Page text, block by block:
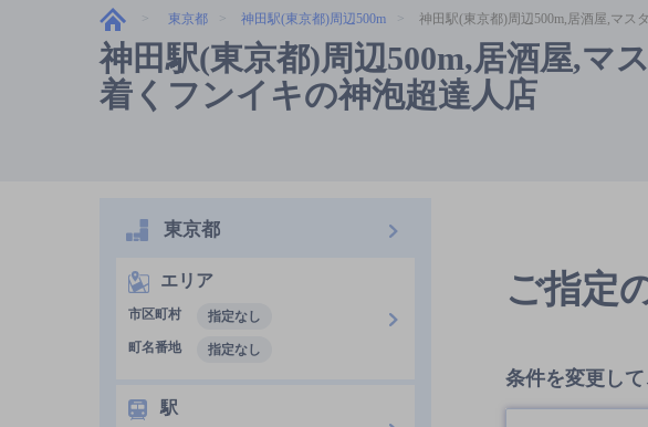
東京都 神田駅(東京都)周辺500m 神田駅(東京都)周辺500m,居酒屋,マス
神田駅(東京都)周辺500m,居酒屋,マ
着くフンイキの神泡超達人店
ご指定
条件を変更して
東京都
エリア
市区町村
指定なし
町名番地
指定なし
駅